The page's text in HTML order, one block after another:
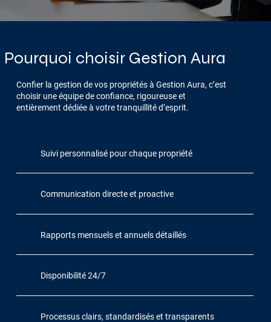
Pourquoi choisir Gestion Aura
Confier la gestion de vos propriétés à Gestion Aura, c’est
choisir une équipe de confiance, rigoureuse et
entièrement dédiée à votre tranquillité d’esprit.
Suivi personnalisé pour chaque propriété
Communication directe et proactive
Rapports mensuels et annuels détaillés
Disponibilité 24/7
Processus clairs, standardisés et transparents